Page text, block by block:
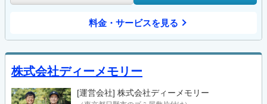
料金・サービスを見る
株式会社ディーメモリー
[運営会社] 株式会社ディーメモリー